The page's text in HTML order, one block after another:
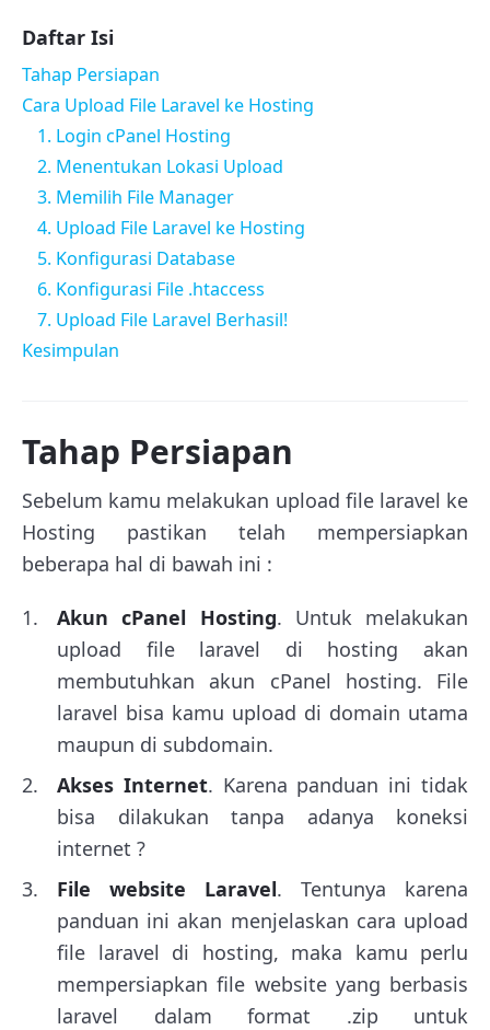
Daftar Isi
Tahap Persiapan
Cara Upload File Laravel ke Hosting
1. Login cPanel Hosting
2. Menentukan Lokasi Upload
3. Memilih File Manager
4. Upload File Laravel ke Hosting
5. Konfigurasi Database
6. Konfigurasi File .htaccess
7. Upload File Laravel Berhasil!
Kesimpulan
Tahap Persiapan
Sebelum kamu melakukan upload file laravel ke
Hosting pastikan telah mempersiapkan
beberapa hal di bawah ini :
Akun cPanel Hosting. Untuk melakukan
upload file laravel di hosting akan
membutuhkan akun cPanel hosting. File
laravel bisa kamu upload di domain utama
maupun di subdomain.
Akses Internet. Karena panduan ini tidak
bisa dilakukan tanpa adanya koneksi
internet ?
File website Laravel. Tentunya karena
panduan ini akan menjelaskan cara upload
file laravel di hosting, maka kamu perlu
mempersiapkan file website yang berbasis
laravel dalam format .zip untuk